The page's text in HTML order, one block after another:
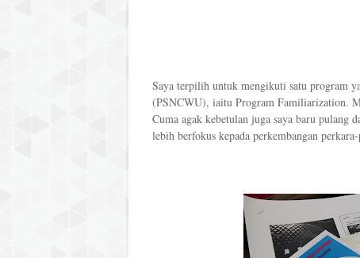
Saya terpilih untuk mengikuti satu program
(PSNCWU), iaitu Program Familiarization.
Cuma agak kebetulan juga saya baru pulang
lebih berfokus kepada perkembangan